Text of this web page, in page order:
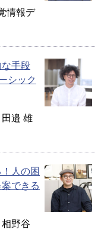
情報デ
な手段
シック
邉 雄
人の困
できる
野谷